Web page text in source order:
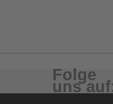
Folge
uns